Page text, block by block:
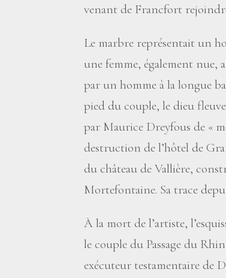
venant de Francfort
Le marbre représentait un
une femme, également
par un homme à la longue
pied du couple, le dieu
par Maurice Dreyfous de «
destruction de l’hôtel de
du château de Vallière,
Mortefontaine. Sa trace
À la mort de l’artiste,
le couple du Passage du
exécuteur testamentaire de